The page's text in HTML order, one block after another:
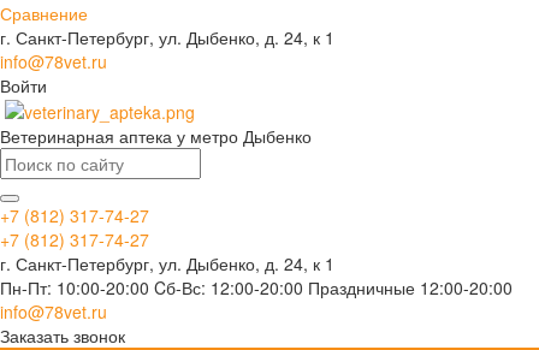
Сравнение
г. Санкт-Петербург, ул. Дыбенко, д. 24, к 1
info@78vet.ru
Войти
Ветеринарная аптека у метро Дыбенко
+7 (812) 317-74-27
+7 (812) 317-74-27
г. Санкт-Петербург, ул. Дыбенко, д. 24, к 1
Пн-Пт: 10:00-20:00 Cб-Вс: 12:00-20:00 Праздничные 12:00-20:00
info@78vet.ru
Заказать звонок